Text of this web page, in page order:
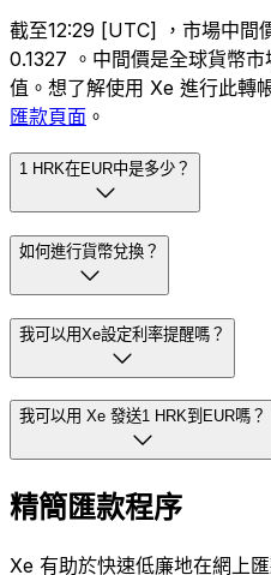
截至12:29 [UTC] ，市場中間
0.1327 。中間價是全球貨幣
值。想了解使用 Xe 進行此轉
匯款頁面 。
1 HRK在EUR中是多少？
如何進行貨幣兌換？
我可以用Xe設定利率提醒嗎？
我可以用 Xe 發送1 HRK到EUR嗎？
精簡匯款程序
Xe 有助於快速低廉地在網上